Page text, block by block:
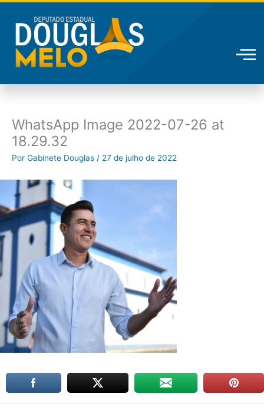
conteúdo
WhatsApp Image 2022-07-26 at
18.29.32
Por Gabinete Douglas / 27 de julho de 2022